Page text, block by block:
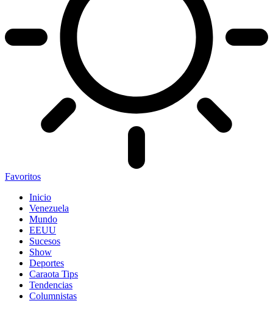
Favoritos
Inicio
Venezuela
Mundo
EEUU
Sucesos
Show
Deportes
Caraota Tips
Tendencias
Columnistas